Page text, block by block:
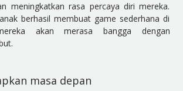
meningkatkan rasa percaya diri mereka.
berhasil membuat game sederhana di
akan merasa bangga dengan
masa depan